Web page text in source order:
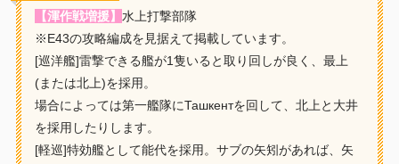
【渾作戦増援】 水上打撃部隊
※E43の攻略編成を見据えて掲載しています。
[巡洋艦]雷撃できる艦が1隻いると取り回しが良く、最上
(または北上)を採用。
場合によっては第一艦隊にТашкентを回して、北上と大井
を採用したりします。
[軽巡]特効艦として能代を採用。サブの矢矧があれば、矢